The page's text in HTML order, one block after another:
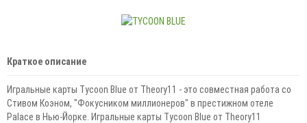
Краткое описание
Игральные карты Tycoon Blue от Theory11 - это совместная работа со
Стивом Коэном, "Фокусником миллионеров" в престижном отеле
Palace в Нью-Йорке. Игральные карты Tycoon Blue от Theory11